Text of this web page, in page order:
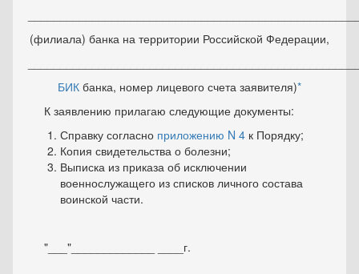
(филиала) банка на территории Российской Федерации,
БИК банка, номер лицевого счета заявителя)*
К заявлению прилагаю следующие документы:
Справку согласно приложению N 4 к Порядку;
Копия свидетельства о болезни;
Выписка из приказа об исключении
военнослужащего из списков личного состава
воинской части.
"___"_____________ ____г.